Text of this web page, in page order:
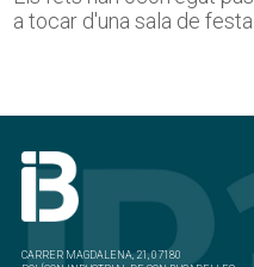
a tocar d'una sala de festa
CARRER MAGDALENA, 21, 07180